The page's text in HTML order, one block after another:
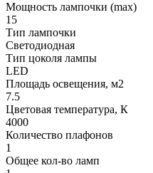
Мощность лампочки (max)
15
Тип лампочки
Светодиодная
Тип цоколя лампы
LED
Площадь освещения, м2
7.5
Цветовая температура, К
4000
Количество плафонов
1
Общее кол-во ламп